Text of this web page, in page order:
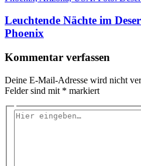
Leuchtende Nächte im
Phoenix
Kommentar verfassen
Deine E-Mail-Adresse wird nicht
Felder sind mit * markiert
Hier